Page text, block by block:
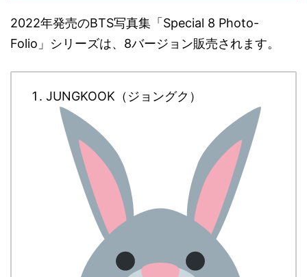
2022年発売のBTS写真集「Special 8 Photo-
Folio」シリーズは、8バージョン販売されます。
JUNGKOOK（ジョングク）